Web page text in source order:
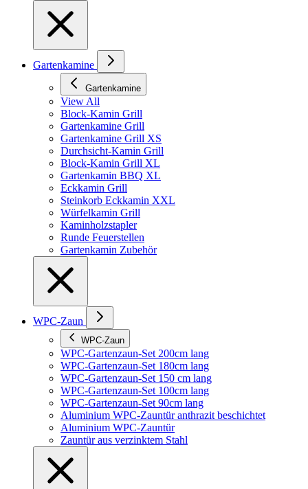
Gartenkamine
Gartenkamine
View All
Block-Kamin Grill
Gartenkamine Grill
Gartenkamine Grill XS
Durchsicht-Kamin Grill
Block-Kamin Grill XL
Gartenkamin BBQ XL
Eckkamin Grill
Steinkorb Eckkamin XXL
Würfelkamin Grill
Kaminholzstapler
Runde Feuerstellen
Gartenkamin Zubehör
WPC-Zaun
WPC-Zaun
WPC-Gartenzaun-Set 200cm lang
WPC-Gartenzaun-Set 180cm lang
WPC-Gartenzaun-Set 150 cm lang
WPC-Gartenzaun-Set 100cm lang
WPC-Gartenzaun-Set 90cm lang
Aluminium WPC-Zauntür anthrazit beschichtet
Aluminium WPC-Zauntür
Zauntür aus verzinktem Stahl